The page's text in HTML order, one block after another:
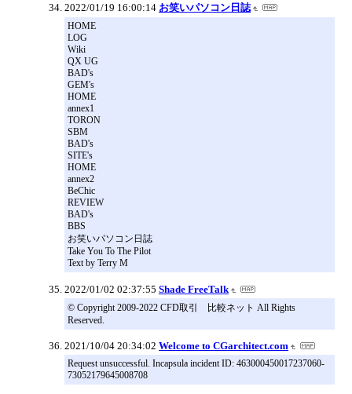
2022/01/19 16:00:14 お笑いパソコン日誌
HOME
LOG
Wiki
QX UG
BAD's
GEM's
HOME
annex1
TORON
SBM
BAD's
SITE's
HOME
annex2
BeChic
REVIEW
BAD's
BBS
お笑いパソコン日誌
Take You To The Pilot
Text by Terry M
2022/01/02 02:37:55 Shade FreeTalk
© Copyright 2009-2022 CFD取引 比較ネット All Rights
Reserved.
2021/10/04 20:34:02 Welcome to CGarchitect.com
Request unsuccessful. Incapsula incident ID: 463000450017237060-
73052179645008708